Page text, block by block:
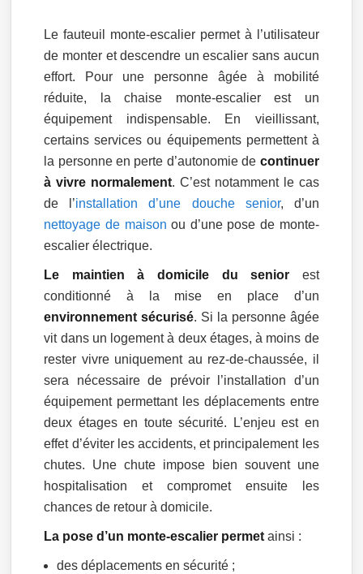
Le fauteuil monte-escalier permet à l’utilisateur
de monter et descendre un escalier sans aucun
effort. Pour une personne âgée à mobilité
réduite, la chaise monte-escalier est un
équipement indispensable. En vieillissant,
certains services ou équipements permettent à
la personne en perte d’autonomie de continuer
à vivre normalement. C’est notamment le cas
de l’installation d’une douche senior, d’un
nettoyage de maison ou d’une pose de monte-
escalier électrique.
Le maintien à domicile du senior est
conditionné à la mise en place d’un
environnement sécurisé. Si la personne âgée
vit dans un logement à deux étages, à moins de
rester vivre uniquement au rez-de-chaussée, il
sera nécessaire de prévoir l’installation d’un
équipement permettant les déplacements entre
deux étages en toute sécurité. L’enjeu est en
effet d’éviter les accidents, et principalement les
chutes. Une chute impose bien souvent une
hospitalisation et compromet ensuite les
chances de retour à domicile.
La pose d’un monte-escalier permetainsi :
des déplacements en sécurité ;